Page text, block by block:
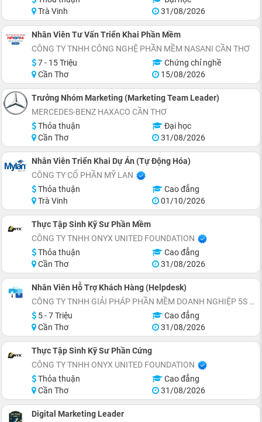
Trà Vinh
31/08/2026
Nhân Viên Tư Vấn Triển Khai Phần Mềm
CÔNG TY TNHH CÔNG NGHỆ PHẦN MỀM NASANI CẦN THƠ
7 - 15 Triệu
Chứng chỉ nghề
Cần Thơ
15/08/2026
Trưởng Nhóm Marketing (Marketing Team Leader)
MERCEDES-BENZ HAXACO CẦN THƠ
Thỏa thuận
Đại học
Cần Thơ
31/08/2026
Nhân Viên Triển Khai Dự Án (Tự Động Hóa)
CÔNG TY CỔ PHẦN MỸ LAN
Thỏa thuận
Cao đẳng
Trà Vinh
01/10/2026
Thực Tập Sinh Kỹ Sư Phần Mềm
CÔNG TY TNHH ONYX UNITED FOUNDATION
Thỏa thuận
Cao đẳng
Cần Thơ
31/08/2026
Nhân Viên Hỗ Trợ Khách Hàng (Helpdesk)
CÔNG TY TNHH GIẢI PHÁP PHẦN MỀM DOANH NGHIỆP 5S
5 - 7 Triệu
Cao đẳng
Cần Thơ
31/08/2026
Thực Tập Sinh Kỹ Sư Phần Cứng
CÔNG TY TNHH ONYX UNITED FOUNDATION
Thỏa thuận
Cao đẳng
Cần Thơ
31/08/2026
Digital Marketing Leader